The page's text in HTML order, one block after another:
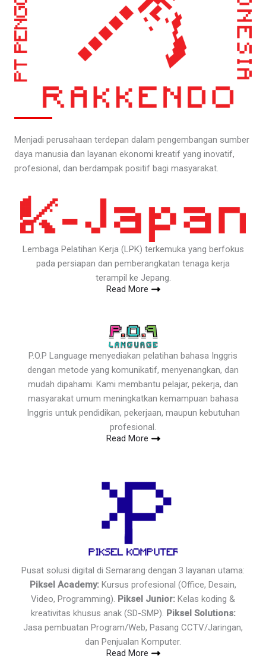
Menjadi perusahaan terdepan dalam pengembangan sumber
daya manusia dan layanan ekonomi kreatif yang inovatif,
profesional, dan berdampak positif bagi masyarakat.
Lembaga Pelatihan Kerja (LPK) terkemuka yang berfokus
pada persiapan dan pemberangkatan tenaga kerja
terampil ke Jepang.
Read More
P.O.P Language menyediakan pelatihan bahasa Inggris
dengan metode yang komunikatif, menyenangkan, dan
mudah dipahami. Kami membantu pelajar, pekerja, dan
masyarakat umum meningkatkan kemampuan bahasa
Inggris untuk pendidikan, pekerjaan, maupun kebutuhan
profesional.
Read More
Pusat solusi digital di Semarang dengan 3 layanan utama:
Piksel Academy: Kursus profesional (Office, Desain,
Video, Programming). Piksel Junior: Kelas koding &
kreativitas khusus anak (SD-SMP). Piksel Solutions:
Jasa pembuatan Program/Web, Pasang CCTV/Jaringan,
dan Penjualan Komputer.
Read More